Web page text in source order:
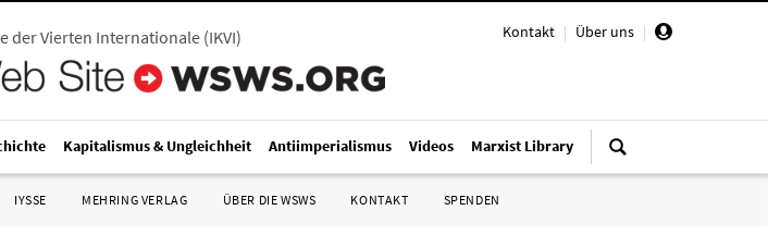
Kontakt | Über uns |
der Vierten Internationale(IKVI)
Kapitalismus & Ungleichheit Antiimperialismus Videos Marxist Library
IYSSE MEHRING VERLAG ÜBER DIE WSWS KONTAKT SPENDEN